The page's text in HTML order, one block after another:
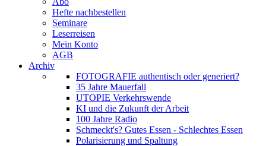
Hefte nachbestellen
Seminare
Leserreisen
Mein Konto
AGB
Archiv
FOTOGRAFIE authentisch oder generiert?
35 Jahre Mauerfall
UTOPIE Verkehrswende
KI und die Zukunft der Arbeit
100 Jahre Radio
Schmeckt's? Gutes Essen - Schlechtes Essen
Polarisierung und Spaltung